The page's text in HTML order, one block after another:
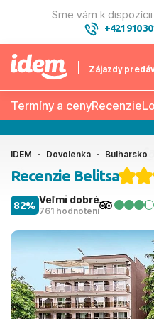
Sme vám k dispozícii
+421 910
Zájazdy
Termíny a cenyRecenzie
IDEM Dovolenka Bulharsko
Recenzie Belitsa
Veľmi dobré
761 hodnotení
82%